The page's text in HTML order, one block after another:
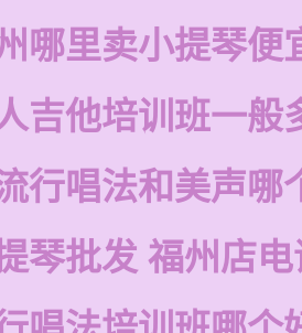
哪里卖小提琴便
吉他培训班一般
行唱法和美声哪
琴批发 福州店